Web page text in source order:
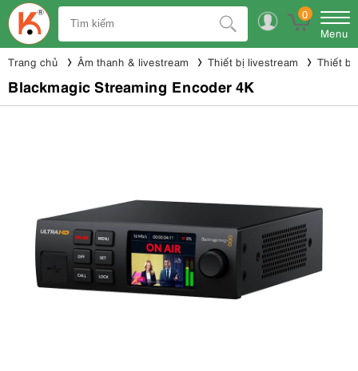
0
Menu
Trang chủ Âm thanh & livestream Thiết bị livestream Thiết bị
Blackmagic Streaming Encoder 4K